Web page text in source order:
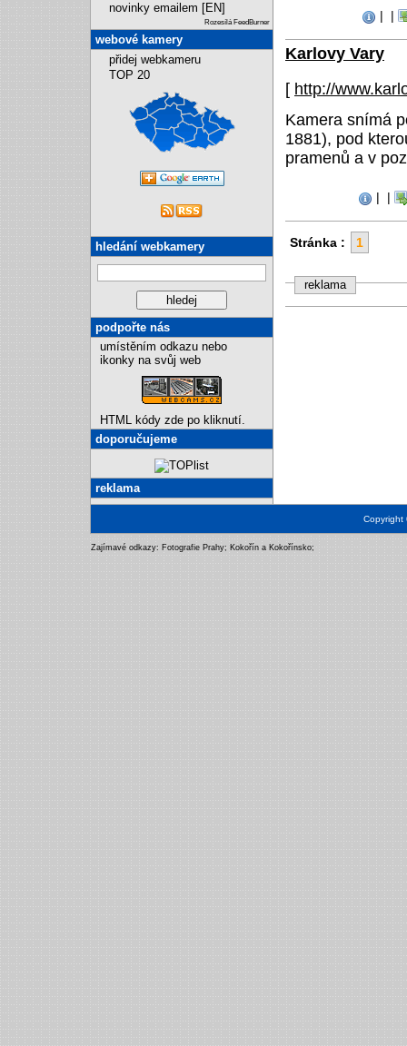
| |
Karlovy Vary
[ http://
Kamera snímá
1881), pod
pramenů a v
| |
Stránka : 1
reklama
novinky emailem [EN]
Rozesílá FeedBurner
webové kamery
přidej webkameru
TOP 20
hledání webkamery
podpořte nás
umístěním odkazu nebo
ikonky na svůj web
HTML kódy zde po kliknutí.
doporučujeme
reklama
Zajímavé odkazy: Fotografie Prahy; Kokořín a Kokořínsko;